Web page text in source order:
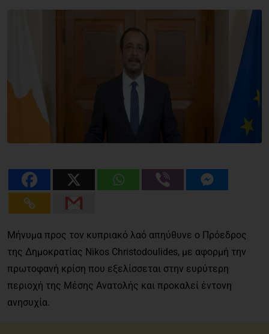
Μήνυμα προς τον κυπριακό λαό απηύθυνε ο Πρόεδρος
της Δημοκρατίας Nikos Christodoulides, με αφορμή την
πρωτοφανή κρίση που εξελίσσεται στην ευρύτερη
περιοχή της Μέσης Ανατολής και προκαλεί έντονη
ανησυχία.